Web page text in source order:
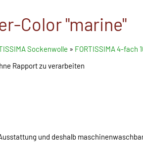
Color "marine"
Sockenwolle » FORTISSIMA 4-fach
Rapport zu verarbeiten
und deshalb